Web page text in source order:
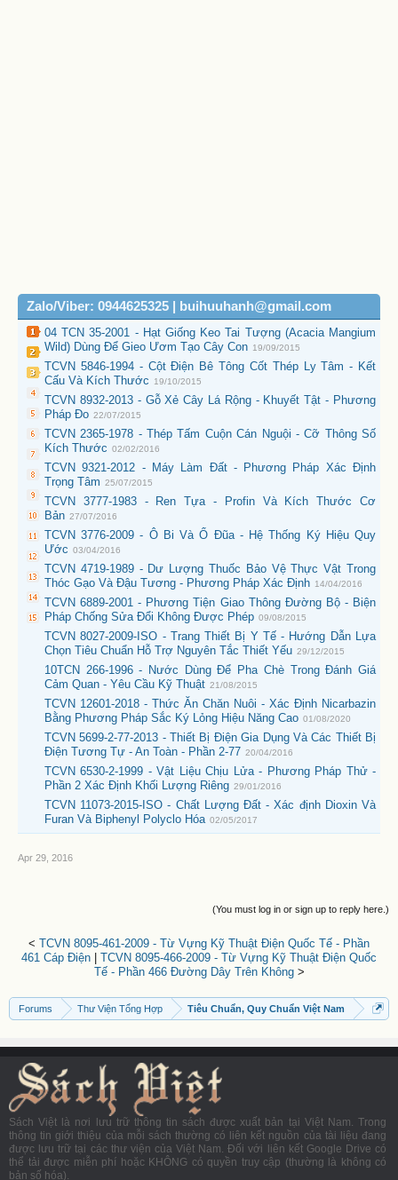
Zalo/Viber: 0944625325 | buihuuhanh@gmail.com
04 TCN 35-2001 - Hạt Giống Keo Tai Tượng (Acacia Mangium
Wild) Dùng Để Gieo Ươm Tạo Cây Con 19/09/2015
TCVN 5846-1994 - Cột Điện Bê Tông Cốt Thép Ly Tâm - Kết
Cấu Và Kích Thước
19/10/2015
TCVN 8932-2013 - Gỗ Xẻ Cây Lá Rộng - Khuyết Tật - Phương
Pháp Đo 22/07/2015
TCVN 2365-1978 - Thép Tấm Cuộn Cán Nguội - Cỡ Thông Số
Kích Thước 02/02/2016
TCVN 9321-2012 - Máy Làm Đất - Phương Pháp Xác Định
Trọng Tâm 25/07/2015
TCVN 3777-1983 - Ren Tựa - Profin Và Kích Thước Cơ
Bản 27/07/2016
TCVN 3776-2009 - Ô Bi Và Ổ Đũa - Hệ Thống Ký Hiệu Quy
Ước 03/04/2016
TCVN 4719-1989 - Dư Lượng Thuốc Bảo Vệ Thực Vật Trong
Thóc Gạo Và Đậu Tương - Phương Pháp Xác Định 14/04/2016
TCVN 6889-2001 - Phương Tiện Giao Thông Đường Bộ - Biện
Pháp Chống Sửa Đổi Không Được Phép 09/08/2015
TCVN 8027-2009-ISO - Trang Thiết Bị Y Tế - Hướng Dẫn Lựa
Chọn Tiêu Chuẩn Hỗ Trợ Nguyên Tắc Thiết Yếu 29/12/2015
10TCN 266-1996 - Nước Dùng Để Pha Chè Trong Đánh Giá
Cảm Quan - Yêu Cầu Kỹ Thuật 21/08/2015
TCVN 12601-2018 - Thức Ăn Chăn Nuôi - Xác Định Nicarbazin
Bằng Phương Pháp Sắc Ký Lỏng Hiệu Năng Cao 01/08/2020
TCVN 5699-2-77-2013 - Thiết Bị Điện Gia Dụng Và Các Thiết Bị
Điện Tương Tự - An Toàn - Phần 2-77 20/04/2016
TCVN 6530-2-1999 - Vật Liệu Chịu Lửa - Phương Pháp Thử -
Phần 2 Xác Định Khối Lượng Riêng 29/01/2016
TCVN 11073-2015-ISO - Chất Lượng Đất - Xác định Dioxin Và
Furan Và Biphenyl Polyclo Hóa 02/05/2017
Apr 29, 2016
(You must log in or sign up to reply here.)
< TCVN 8095-461-2009 - Từ Vựng Kỹ Thuật Điện Quốc Tế - Phần
461 Cáp Điện | TCVN 8095-466-2009 - Từ Vựng Kỹ Thuật Điện Quốc
Tế - Phần 466 Đường Dây Trên Không>
Forums Thư Viện Tổng Hợp Tiêu Chuẩn, Quy Chuẩn Việt Nam
Sách Việt là nơi lưu trữ thông tin sách được xuất bản tại Việt Nam. Trong
thông tin giới thiệu của mỗi sách thường có liên kết nguồn của tài liệu đang
được lưu trữ tại các thư viện của Việt Nam. Đối với liên kết Google Drive có
thể tải được miễn phí hoặc KHÔNG có quyền truy cập (thường là không có
bản số hóa).